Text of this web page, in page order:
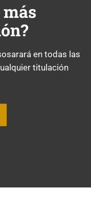
en todas las
titulación